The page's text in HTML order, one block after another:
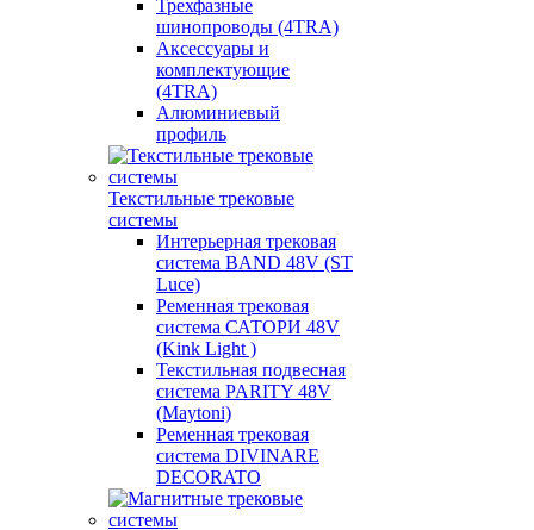
Трехфазные
шинопроводы (4TRA)
Аксессуары и
комплектующие
(4TRA)
Алюминиевый
профиль
Текстильные трековые
системы
Интерьерная трековая
система BAND 48V (ST
Luce)
Ременная трековая
система САТОРИ 48V
(Kink Light )
Текстильная подвесная
система PARITY 48V
(Maytoni)
Ременная трековая
система DIVINARE
DECORATO